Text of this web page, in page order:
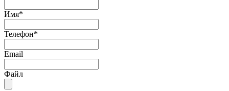
Имя*
Телефон*
Email
Файл